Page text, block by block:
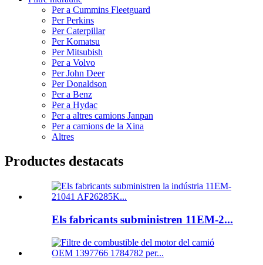
Per a Cummins Fleetguard
Per Perkins
Per Caterpillar
Per Komatsu
Per Mitsubish
Per a Volvo
Per John Deer
Per Donaldson
Per a Benz
Per a Hydac
Per a altres camions Janpan
Per a camions de la Xina
Altres
Productes destacats
Els fabricants subministren 11EM-2...